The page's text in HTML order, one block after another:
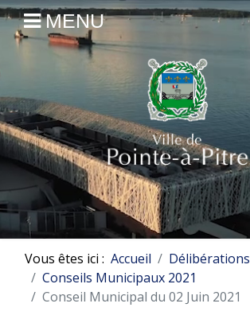
MENU
Vous êtes ici : Accueil
Délibérations
Conseils Municipaux 2021
Conseil Municipal du 02 Juin 2021